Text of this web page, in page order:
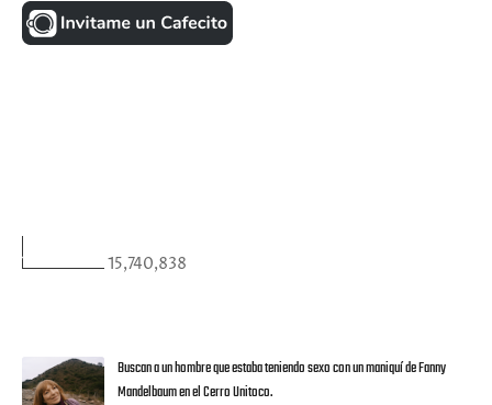
15,740,838
Buscan a un hombre que estaba teniendo sexo con un maniquí de Fanny
Mandelbaum en el Cerro Unitoco.